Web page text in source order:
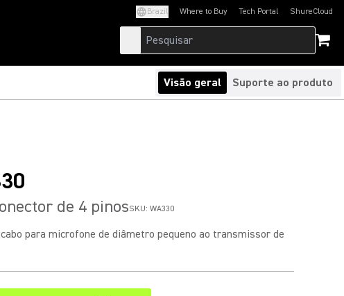
Brazil Where to Buy Tech Portal
(Opens in a new tab)ShureCloud
(Opens in a new
Visão geral Suporte ao produto
de 4 pinosSKU: WA330
para microfone de diâmetro pequeno ao transmissor de